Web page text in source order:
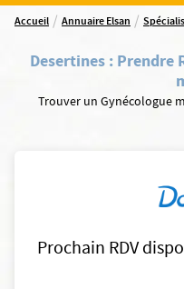
Accueil / Annuaire Elsan /
Desertines: Prendre
Trouver un Gynécologue
Prochain RDV